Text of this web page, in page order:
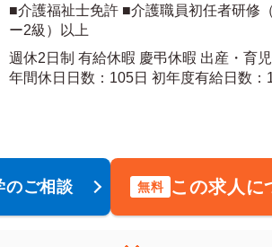
■介護福祉士免許 ■介護職員初任者研修
ー2級）以上
週休2日制 有給休暇 慶弔休暇 出産・育
年間休日日数：105日 初年度有給日
のご相談 無料 この求人に